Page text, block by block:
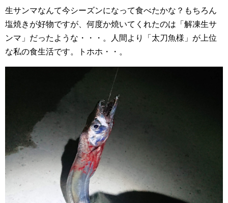
生サンマなんて今シーズンになって食べたかな？もちろん
塩焼きが好物ですが、何度か焼いてくれたのは「解凍生サ
ンマ」だったような・・・。人間より「太刀魚様」が上位
な私の食生活です。トホホ・・。